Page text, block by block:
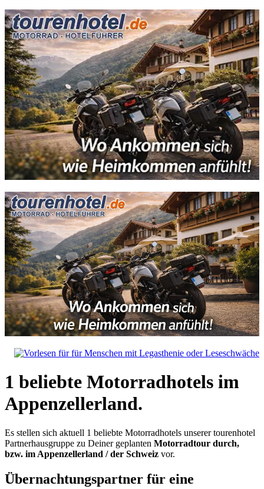
1 beliebte Motorradhotels im
Appenzellerland.
Es stellen sich aktuell 1 beliebte Motorradhotels unserer tourenhotel
Partnerhausgruppe zu Deiner geplanten Motorradtour durch,
bzw. im Appenzellerland / der Schweiz vor.
Übernachtungspartner für eine